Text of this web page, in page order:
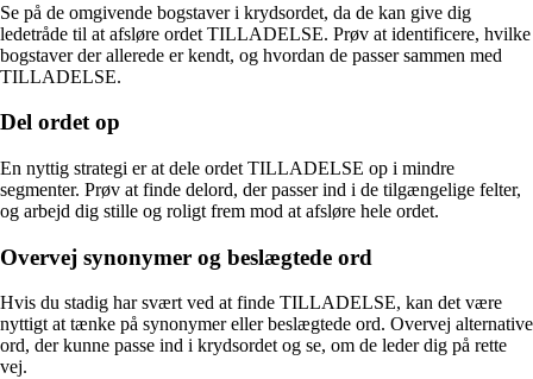
Se på de omgivende bogstaver i krydsordet, da de kan give dig
ledetråde til at afsløre ordet TILLADELSE. Prøv at identificere, hvilke
bogstaver der allerede er kendt, og hvordan de passer sammen med
TILLADELSE.
Del ordet op
En nyttig strategi er at dele ordet TILLADELSE op i mindre
segmenter. Prøv at finde delord, der passer ind i de tilgængelige felter,
og arbejd dig stille og roligt frem mod at afsløre hele ordet.
Overvej synonymer og beslægtede ord
Hvis du stadig har svært ved at finde TILLADELSE, kan det være
nyttigt at tænke på synonymer eller beslægtede ord. Overvej alternative
ord, der kunne passe ind i krydsordet og se, om de leder dig på rette
vej.